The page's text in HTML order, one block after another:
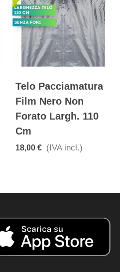
Telo Pacciamatura
Film Nero Non
Forato Largh. 110
Cm
18,00 € (IVA incl.)